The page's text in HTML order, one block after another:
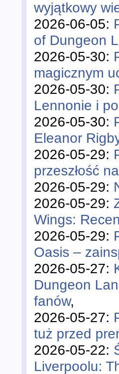
wyjątkowy
2026-06-05:
of Dungeon
2026-05-30:
magicznym
2026-05-30:
Lennonie i
2026-05-30:
Eleanor
2026-05-29:
przeszłość
2026-05-29:
2026-05-29:
Wings:
2026-05-29:
Oasis –
2026-05-27:
Dungeon
fanów,
2026-05-27:
tuż przed
2026-05-22:
Liverpoolu: